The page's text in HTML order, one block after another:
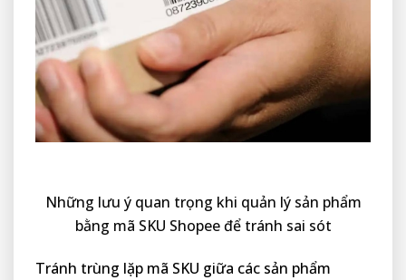
Những lưu ý quan trọng khi quản lý sản phẩm
bằng mã SKU Shopee để tránh sai sót
Tránh trùng lặp mã SKU giữa các sản phẩm